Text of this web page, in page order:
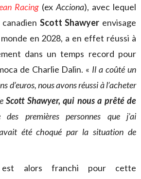
Racing(ex Acciona), avec lequel
canadien Scott Shawyer envisage
en 2028, a en effet réussi à
dans un temps record pour
de Charlie Dalin. « Il a coûté un
d’euros, nous avons réussi à l’acheter
Scott Shawyer, qui nous a prêté de
des premières personnes que j’ai
été choqué par la situation de
alors franchi pour cette